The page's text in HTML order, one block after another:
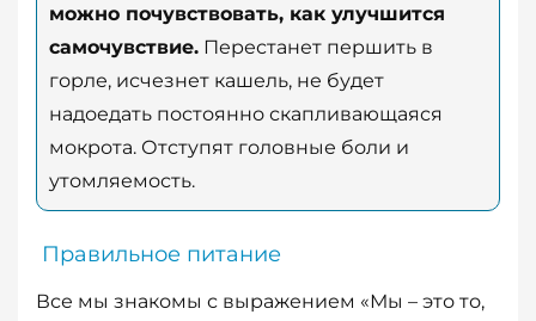
можно почувствовать, как улучшится
самочувствие. Перестанет першить в
горле, исчезнет кашель, не будет
надоедать постоянно скапливающаяся
мокрота. Отступят головные боли и
утомляемость.
Правильное питание
Все мы знакомы с выражением «Мы – это то,